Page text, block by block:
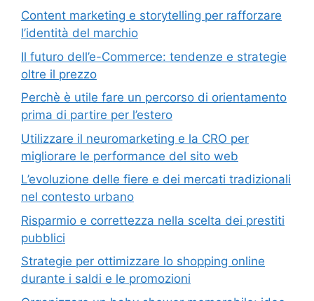
Content marketing e storytelling per rafforzare
l’identità del marchio
Il futuro dell’e-Commerce: tendenze e strategie
oltre il prezzo
Perchè è utile fare un percorso di orientamento
prima di partire per l’estero
Utilizzare il neuromarketing e la CRO per
migliorare le performance del sito web
L’evoluzione delle fiere e dei mercati tradizionali
nel contesto urbano
Risparmio e correttezza nella scelta dei prestiti
pubblici
Strategie per ottimizzare lo shopping online
durante i saldi e le promozioni